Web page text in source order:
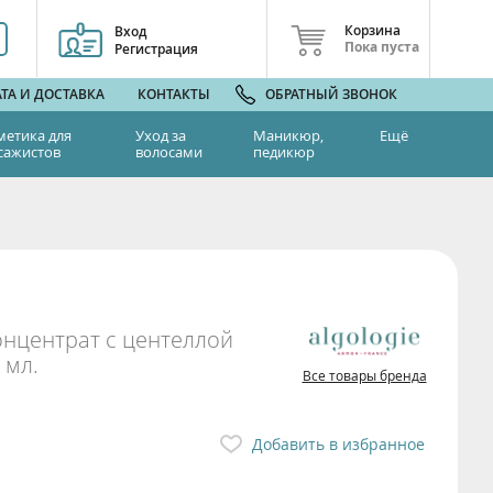
Вход
Регистрация
Корзина
Пока пуста
И ДОСТАВКА КОНТАКТЫ ОБРАТНЫЙ ЗВОНОК
для
Уход за
волосами
Маникюр,
педикюр
Ещё
с центеллой
мл.
Все товары бренда
Добавить в избранное